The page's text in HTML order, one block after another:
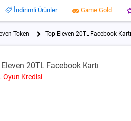
İndirimli Ürünler Game Gold
Token Top Eleven 20TL Facebook Kartı
20TL Facebook Kartı
Oyun Kredisi